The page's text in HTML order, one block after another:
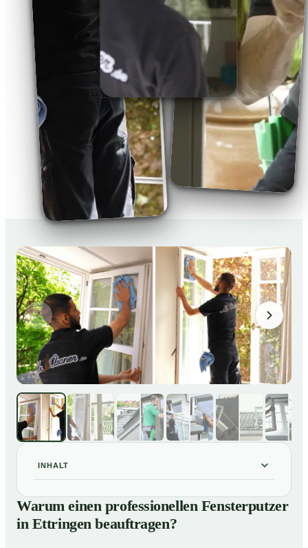
INHALT
Warum einen professionellen Fensterputzer in
Ettringen beauftragen?
Darum lohnt sich ein Fensterputzer in Ettringen
Warum einen professionellen Fensterputzer
in Ettringen beauftragen?